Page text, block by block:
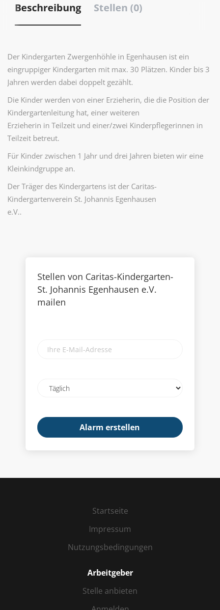
Beschreibung Stellen (0)
Der Kindergarten Zwergenhöhle in Egenhausen ist ein
eingruppiger Kindergarten mit max. 30 Plätzen. Kinder bis 3
Jahren werden dabei doppelt gezählt.
Die Kinder werden von einer Erzieherin, die die Position der
Kindergartenleitung hat, einer weiteren
Erzieherin in Teilzeit und einer/zwei Kinderpflegerinnen in
Teilzeit betreut.
Für Kinder zwischen 1 Jahr und drei Jahren bieten wir eine
Kleinkindgruppe an.
Der Träger des Kindergartens ist der Caritas-
Kindergartenverein St. Johannis Egenhausen
e.V..
Stellen von Caritas-Kindergarten-
St. Johannis Egenhausen e.V.
mailen
frequency
Startseite
Impressum
Nutzungsbedingungen
Arbeitgeber
Stelle anbieten